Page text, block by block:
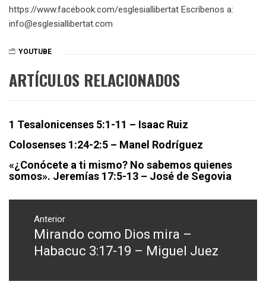
https://www.facebook.com/esglesiallibertat Escríbenos a:
info@esglesiallibertat.com
YOUTUBE
ARTÍCULOS RELACIONADOS
1 Tesalonicenses 5:1-11 – Isaac Ruiz
Colosenses 1:24-2:5 – Manel Rodríguez
«¿Conócete a ti mismo? No sabemos quienes
somos». Jeremías 17:5-13 – José de Segovia
Navegación
entradas
Anterior
Entrada
anterior:
Mirando como Dios mira –
Habacuc 3:17-19 – Miguel Juez